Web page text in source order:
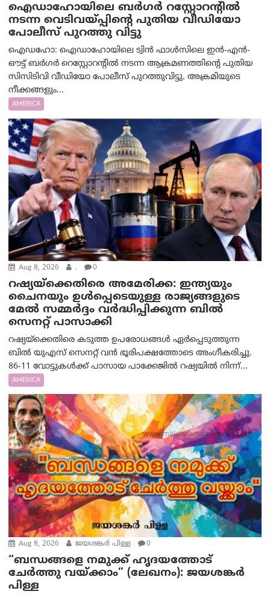
ഐഡാഹോയിലെ ബർഗർ റസ്റ്റോറന്റിൽ
നടന്ന വെടിവയ്പ്പിന്റെ പുതിയ വീഡിയോ
പോലീസ് പുറത്തു വിട്ടു
ഐഡഹോ: ഐഡാഹോയിലെ ട്വിൻ ഫാൾസിലെ ഇൻ-എൻ-
ഔട്ട് ബർഗർ റെസ്റ്റോറന്റിൽ നടന്ന ആക്രമണത്തിന്റെ പുതിയ
സിസിടിവി വീഡിയോ പോലീസ് പുറത്തുവിട്ടു. അക്രമിയുടെ
നീക്കങ്ങളും...
AMERICA
Aug 8, 2026 . 0
റഷ്യയ്‌ക്കെതിരെ അമേരിക്ക: ഇന്ത്യയും
ചൈനയും ഉൾപ്പെടെയുള്ള രാജ്യങ്ങളുടെ
മേൽ സമ്മർദ്ദം വർദ്ധിപ്പിക്കുന്ന ബിൽ
സെനറ്റ് പാസാക്കി
റഷ്യയ്‌ക്കെതിരെ കടുത്ത ഉപരോധങ്ങൾ ഏർപ്പെടുത്തുന്ന
ബിൽ യുഎസ് സെനറ്റ് വൻ ഭൂരിപക്ഷത്തോടെ അംഗീകരിച്ചു.
86-11 വോട്ടുകൾക്ക് പാസായ പാക്കേജിൽ റഷ്യയിൽ നിന്ന്...
AMERICA
Aug 8, 2026 ജയശങ്കര്‍ പിള്ള 0
“ബന്ധങ്ങളെ നമുക്ക് ഹൃദയത്തോട്
ചേർത്തു വയ്ക്കാം” (ലേഖനം): ജയശങ്കര്‍
പിള്ള